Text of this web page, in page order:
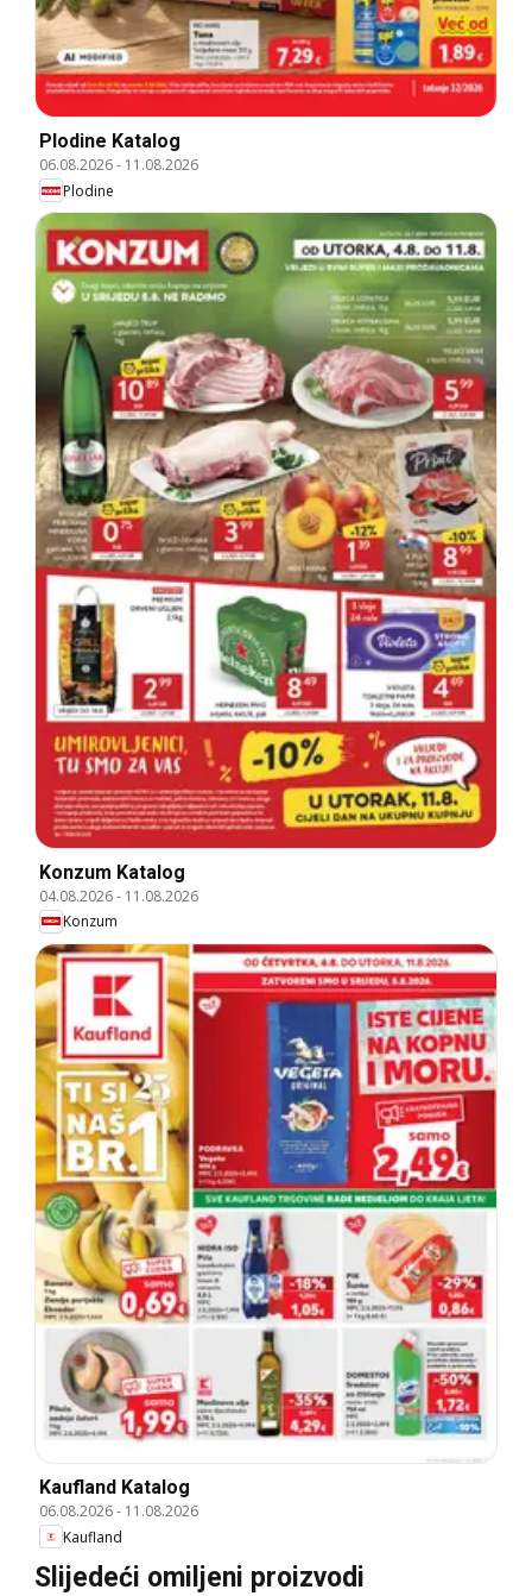
Plodine Katalog
06.08.2026- 11.08.2026
Plodine
Konzum Katalog
04.08.2026- 11.08.2026
Konzum
Kaufland Katalog
06.08.2026- 11.08.2026
Kaufland
Slijedeći omiljeni proizvodi